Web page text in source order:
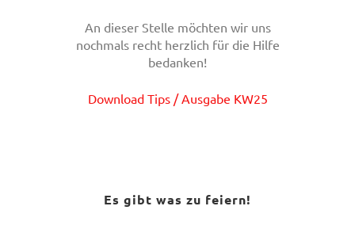
An dieser Stelle möchten wir uns
nochmals recht herzlich für die Hilfe
bedanken!
Download Tips / Ausgabe KW25
Es gibt was zu feiern!